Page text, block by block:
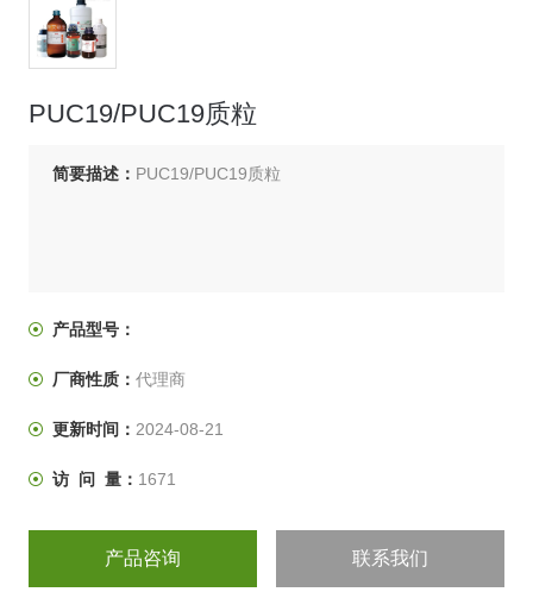
PUC19/PUC19质粒
简要描述： PUC19/PUC19质粒
产品型号：
厂商性质： 代理商
更新时间： 2024-08-21
访 问 量： 1671
产品咨询 联系我们